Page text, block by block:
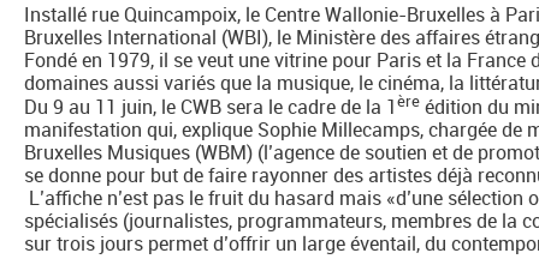
Installé rue Quincampoix, le Centre Wallonie-Bruxelles à
Bruxelles International (WBI), le Ministère des affaires
Fondé en 1979, il se veut une vitrine pour Paris et la
domaines aussi variés que la musique, le cinéma, la
Du 9 au 11 juin, le CWB sera le cadre de la 1ère édition du
manifestation qui, explique Sophie Millecamps, chargée
Bruxelles Musiques (WBM) (l’agence de soutien et de
se donne pour but de faire rayonner des artistes déjà
L’affiche n’est pas le fruit du hasard mais «d’une
spécialisés (journalistes, programmateurs, membres de la
sur trois jours permet d’offrir un large éventail, du